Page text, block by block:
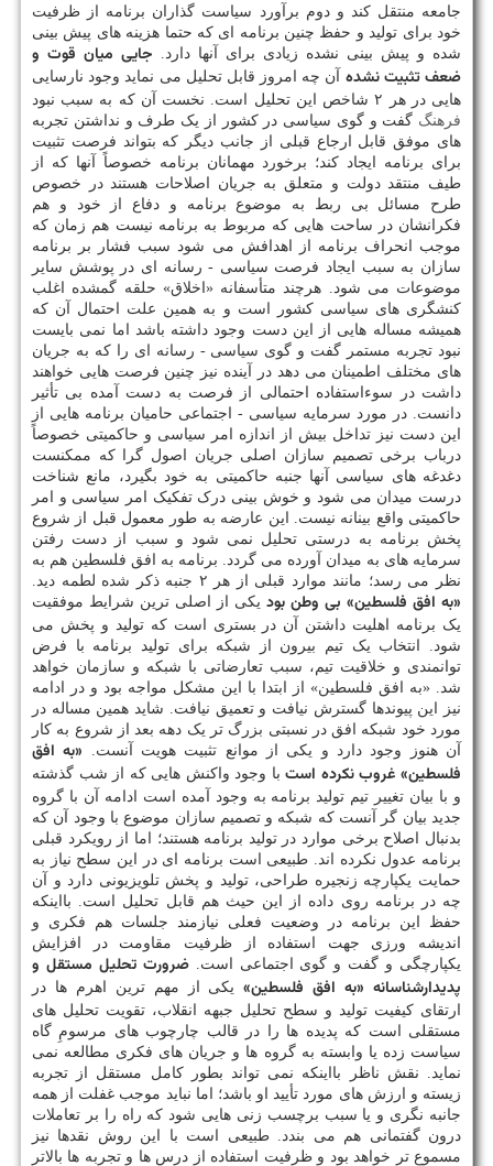
جامعه منتقل کند و دوم برآورد سیاست گذاران برنامه از ظرفیت
خود برای تولید و حفظ چنین برنامه ای که حتما هزینه های پیش بینی
شده و پیش بینی نشده زیادی برای آنها دارد. جایی میان قوت و
ضعف تثبیت نشده آن چه امروز قابل تحلیل می نماید وجود نارسایی
هایی در هر ۲ شاخص این تحلیل است. نخست آن که به سبب نبود
فرهنگ گفت و گوی سیاسی در کشور از یک طرف و نداشتن تجربه
های موفق قابل ارجاع قبلی از جانب دیگر که بتواند فرصت تثبیت
برای برنامه ایجاد کند؛ برخورد مهمانان برنامه خصوصاً آنها که از
طیف منتقد دولت و متعلق به جریان اصلاحات هستند در خصوص
طرح مسائل بی ربط به موضوع برنامه و دفاع از خود و هم
فکرانشان در ساحت هایی که مربوط به برنامه نیست هم زمان که
موجب انحراف برنامه از اهدافش می شود سبب فشار بر برنامه
سازان به سبب ایجاد فرصت سیاسی - رسانه ای در پوشش سایر
موضوعات می شود. هرچند متأسفانه «اخلاق» حلقه گمشده اغلب
کنشگری های سیاسی کشور است و به همین علت احتمال آن که
همیشه مساله هایی از این دست وجود داشته باشد اما نمی بایست
نبود تجربه مستمر گفت و گوی سیاسی - رسانه ای را که به جریان
های مختلف اطمینان می دهد در آینده نیز چنین فرصت هایی خواهند
داشت در سوءاستفاده احتمالی از فرصت به دست آمده بی تأثیر
دانست. در مورد سرمایه سیاسی - اجتماعی حامیان برنامه هایی از
این دست نیز تداخل بیش از اندازه امر سیاسی و حاکمیتی خصوصاً
درباب برخی تصمیم سازان اصلی جریان اصول گرا که ممکنست
دغدغه های سیاسی آنها جنبه حاکمیتی به خود بگیرد، مانع شناخت
درست میدان می شود و خوش بینی درک تفکیک امر سیاسی و امر
حاکمیتی واقع بینانه نیست. این عارضه به طور معمول قبل از شروع
پخش برنامه به درستی تحلیل نمی شود و سبب از دست رفتن
سرمایه های به میدان آورده می گردد. برنامه به افق فلسطین هم به
نظر می رسد؛ مانند موارد قبلی از هر ۲ جنبه ذکر شده لطمه دید.
«به افق فلسطین» بی وطن بود یکی از اصلی ترین شرایط موفقیت
یک برنامه اهلیت داشتن آن در بستری است که تولید و پخش می
شود. انتخاب یک تیم بیرون از شبکه برای تولید برنامه با فرض
توانمندی و خلاقیت تیم، سبب تعارضاتی با شبکه و سازمان خواهد
شد. «به افق فلسطین» از ابتدا با این مشکل مواجه بود و در ادامه
نیز این پیوندها گسترش نیافت و تعمیق نیافت. شاید همین مساله در
مورد خود شبکه افق در نسبتی بزرگ تر یک دهه بعد از شروع به کار
آن هنوز وجود دارد و یکی از موانع تثبیت هویت آنست. «به افق
فلسطین» غروب نکرده استبا وجود واکنش هایی که از شب گذشته
و با بیان تغییر تیم تولید برنامه به وجود آمده است ادامه آن با گروه
جدید بیان گر آنست که شبکه و تصمیم سازان موضوع با وجود آن که
بدنبال اصلاح برخی موارد در تولید برنامه هستند؛ اما از رویکرد قبلی
برنامه عدول نکرده اند. طبیعی است برنامه ای در این سطح نیاز به
حمایت یکپارچه زنجیره طراحی، تولید و پخش تلویزیونی دارد و آن
چه در برنامه روی داده از این حیث هم قابل تحلیل است. بااینکه
حفظ این برنامه در وضعیت فعلی نیازمند جلسات هم فکری و
اندیشه ورزی جهت استفاده از ظرفیت مقاومت در افزایش
یکپارچگی و گفت و گوی اجتماعی است.ضرورت تحلیل مستقل و
پدیدارشناسانه «به افق فلسطین»یکی از مهم ترین اهرم ها در
ارتقای کیفیت تولید و سطح تحلیل جبهه انقلاب، تقویت تحلیل های
مستقلی است که پدیده ها را در قالب چارچوب های مرسومِ گاه
سیاست زده یا وابسته به گروه ها و جریان های فکری مطالعه نمی
نماید. نقش ناظر بااینکه نمی تواند بطور کامل مستقل از تجربه
زیسته و ارزش های مورد تأیید او باشد؛ اما نباید موجب غفلت از همه
جانبه نگری و یا سبب برچسب زنی هایی شود که راه را بر تعاملات
درون گفتمانی هم می بندد. طبیعی است با این روش نقدها نیز
مسموع تر خواهد بود و ظرفیت استفاده از درس ها و تجربه ها بالاتر